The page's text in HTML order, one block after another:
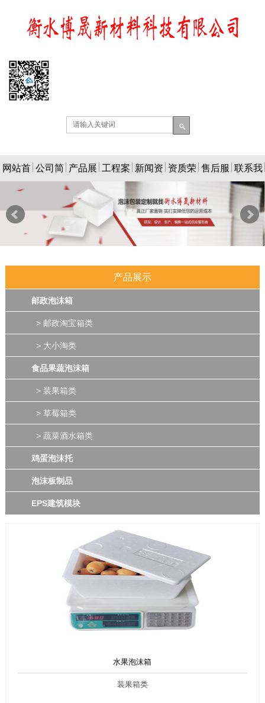
网站首
页
公司简 产品展
示
工程案 新闻资 资质荣 售后服 联系我
产品展示
邮政泡沫箱
> 邮政淘宝箱类
> 大小淘类
食品果蔬泡沫箱
> 装果箱类
> 草莓箱类
> 蔬菜酒水箱类
鸡蛋泡沫托
泡沫板制品
EPS建筑模块
水果泡沫箱
装果箱类